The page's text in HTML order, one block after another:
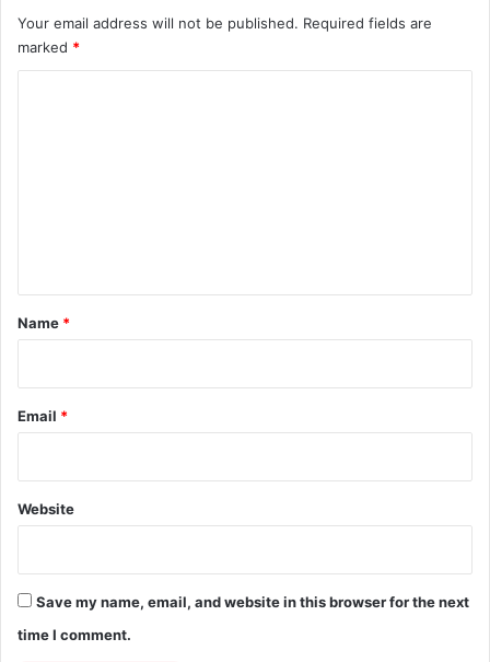
Your email address will not be published. Required fields are
marked *
*
Name *
Email *
Website
Save my name, email, and website in this browser for the next
time I comment.